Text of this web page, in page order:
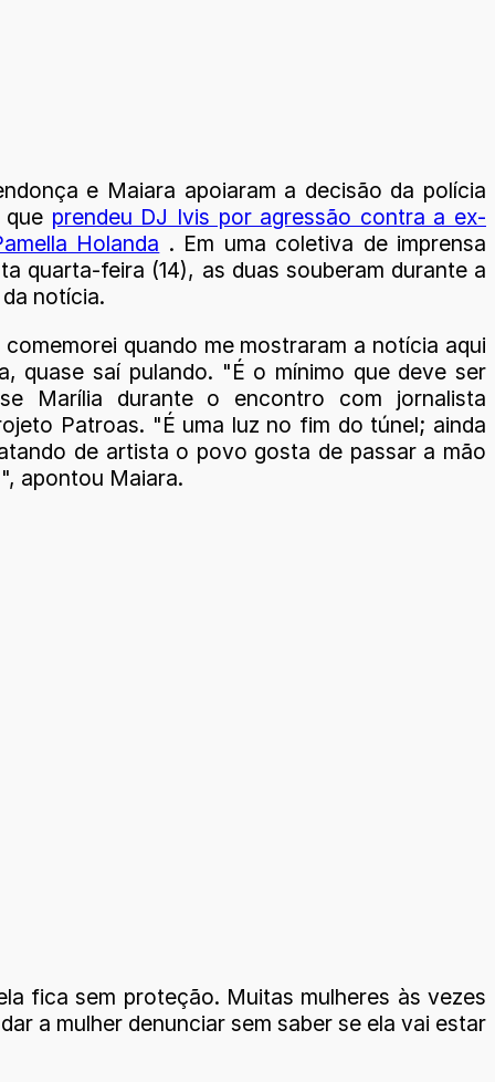
e Maiara apoiaram a decisão da polícia
prendeu DJ Ivis por agressão contra a ex-
Holanda . Em uma coletiva de imprensa
quarta-feira (14), as duas souberam durante a
notícia.
quando me mostraram a notícia aqui
quase saí pulando. "É o mínimo que deve ser
Marília durante o encontro com jornalista
Patroas. "É uma luz no fim do túnel; ainda
de artista o povo gosta de passar a mão
apontou Maiara.
fica sem proteção. Muitas mulheres às vezes
a mulher denunciar sem saber se ela vai estar